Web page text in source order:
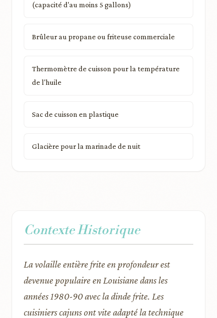
(capacité d'au moins 5 gallons)
Brûleur au propane ou friteuse commerciale
Thermomètre de cuisson pour la température
de l'huile
Sac de cuisson en plastique
Glacière pour la marinade de nuit
Contexte Historique
La volaille entière frite en profondeur est
devenue populaire en Louisiane dans les
années 1980-90 avec la dinde frite. Les
cuisiniers cajuns ont vite adapté la technique